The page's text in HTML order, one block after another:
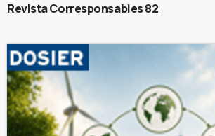
Revista Corresponsables 82